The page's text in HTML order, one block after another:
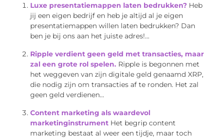
Luxe presentatiemappen laten bedrukken? Heb
jij een eigen bedrijf en heb je altijd al je eigen
presentatiemappen willen laten bedrukken? Dan
ben je bij ons aan het juiste adres!...
Ripple verdient geen geld met transacties, maar
zal een grote rol spelen. Ripple is begonnen met
het weggeven van zijn digitale geld genaamd XRP,
die nodig zijn om transacties af te ronden. Het zal
geen geld verdienen...
Content marketing als waardevol
marketinginstrument Het begrip content
marketing bestaat al weer een tijdje, maar toch